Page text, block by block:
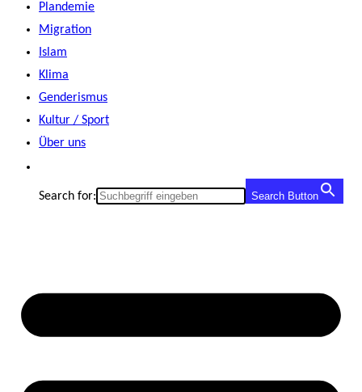
Plandemie
Migration
Islam
Klima
Genderismus
Kultur / Sport
Über uns
Search for: Search Button